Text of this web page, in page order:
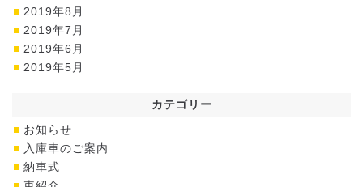
2019年8月
2019年7月
2019年6月
2019年5月
カテゴリー
お知らせ
入庫車のご案内
納車式